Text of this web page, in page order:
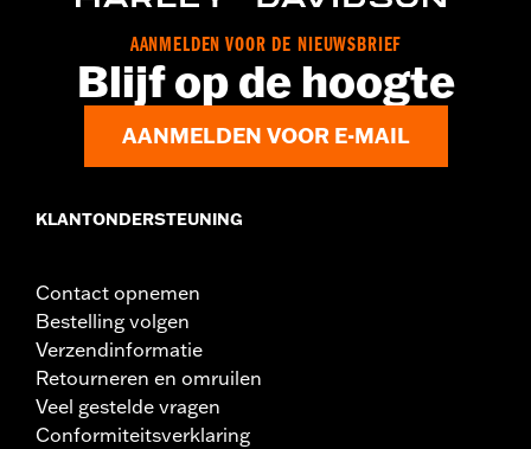
AANMELDEN VOOR DE NIEUWSBRIEF
Blijf op de hoogte
AANMELDEN VOOR E-MAIL
KLANTONDERSTEUNING
Contact opnemen
Bestelling volgen
Verzendinformatie
Retourneren en omruilen
Veel gestelde vragen
Conformiteitsverklaring